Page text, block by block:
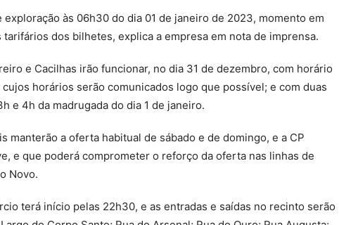
às 06h30 do dia 01 de janeiro de 2023, momento em
dos bilhetes, explica a empresa em nota de imprensa.
e Cacilhas irão funcionar, no dia 31 de dezembro, com horário
horários serão comunicados logo que possível; e com duas
e 4h da madrugada do dia 1 de janeiro.
manterão a oferta habitual de sábado e de domingo, e a CP
e que poderá comprometer o reforço da oferta nas linhas de
Novo.
terá início pelas 22h30, e as entradas e saídas no recinto serão